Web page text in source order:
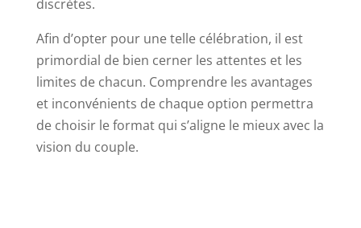
discrètes.
Afin d’opter pour une telle célébration, il est
primordial de bien cerner les attentes et les
limites de chacun. Comprendre les avantages
et inconvénients de chaque option permettra
de choisir le format qui s’aligne le mieux avec la
vision du couple.